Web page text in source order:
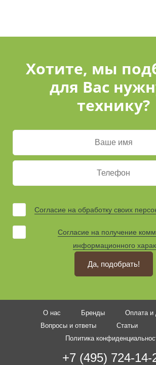
Хотите, мы
для Вас
технику?
Согласие на обработку своих
Согласие на получение
информационного
Да, подобрать!
О нас Бренды
Оплата и
Вопросы и ответы
Статьи
Политика
+7 (495) 724-14-